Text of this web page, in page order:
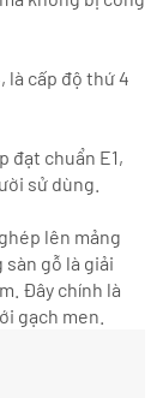
là cấp độ thứ 4
đạt chuẩn E1,
sử dùng.
lên mảng
gỗ là giải
Đây chính là
gạch men.